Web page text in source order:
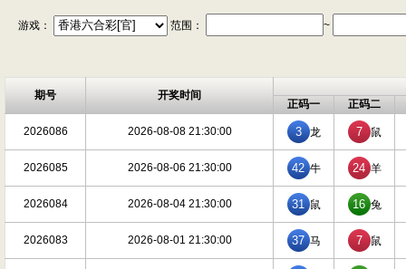
游戏： 范围： ~
期号 开奖时间
正码一 正码二
2026086 2026-08-08 21:30:00 3 龙 7 鼠
2026085 2026-08-06 21:30:00 42 牛 24 羊
2026084 2026-08-04 21:30:00 31 鼠 16 兔
2026083 2026-08-01 21:30:00 37 马 7 鼠